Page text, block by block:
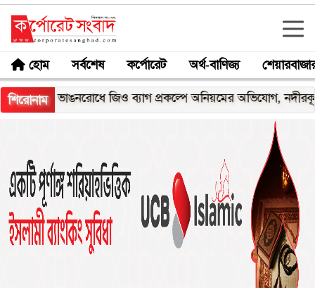
হোম সর্বশেষ কর্পোরেট অর্থ-বাণিজ্য
শিরোনামজিও ব্যাগ প্রকল্পে অনিয়মের অভিযোগ, নদীরকূলে